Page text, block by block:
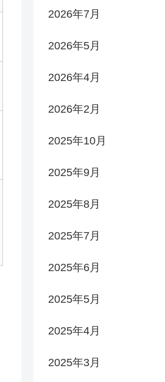
2026年7月
2026年5月
2026年4月
2026年2月
2025年10月
2025年9月
2025年8月
2025年7月
2025年6月
2025年5月
2025年4月
2025年3月